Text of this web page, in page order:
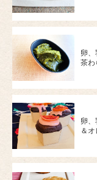
卵
茶わ
卵
＆